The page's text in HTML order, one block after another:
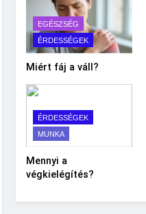
EGÉSZSÉG
ÉRDESSÉGEK
Miért fáj a váll?
ÉRDESSÉGEK
MUNKA
Mennyi a
végkielégítés?